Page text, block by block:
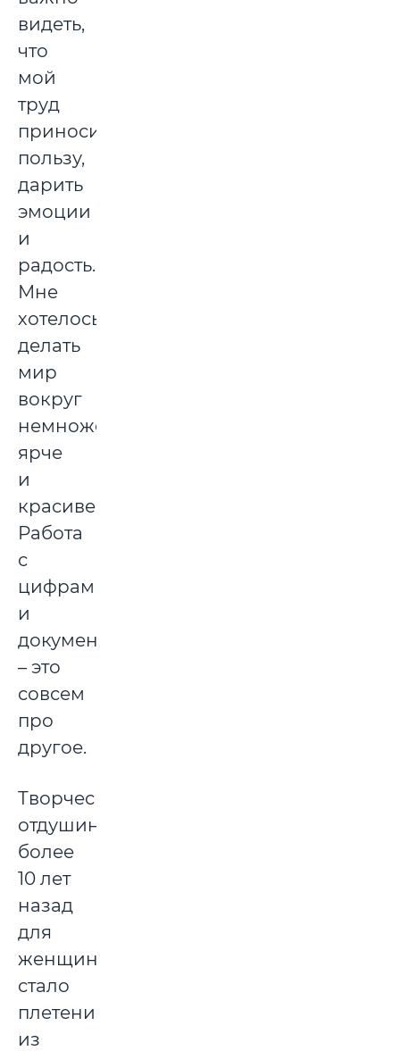
видеть,
что
мой
труд
приносит
пользу,
дарить
эмоции
и
радость.
Мне
хотелось
делать
мир
вокруг
немножечко
ярче
и
красивее.
Работа
с
цифрами
и
документами
– это
совсем
про
другое.
Творческой
отдушиной
более
10 лет
назад
для
женщины
стало
плетение
из